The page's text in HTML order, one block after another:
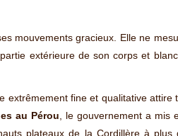
mouvements gracieux. Elle ne
extérieure de son corps et
fine et qualitative attire
au Pérou, le gouvernement a mis
plateaux de la Cordillère à